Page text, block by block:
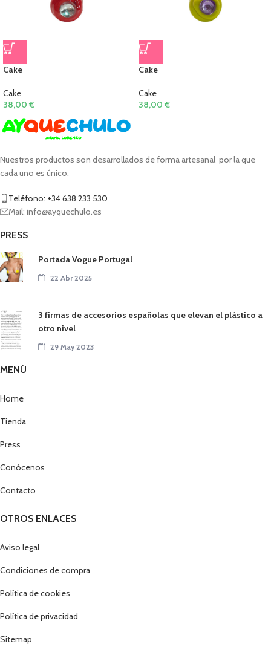
Cake
Cake
38,00 €
Cake
Cake
38,00 €
Nuestros productos son desarrollados de forma artesanal por la que
cada uno es único.
Teléfono: +34 638 233 530
Mail: info@ayquechulo.es
PRESS
Portada Vogue Portugal
22 Abr 2025
3 firmas de accesorios españolas que elevan el plástico a
otro nivel
29 May 2023
MENÚ
Home
Tienda
Press
Conócenos
Contacto
OTROS ENLACES
Aviso legal
Condiciones de compra
Política de cookies
Política de privacidad
Sitemap